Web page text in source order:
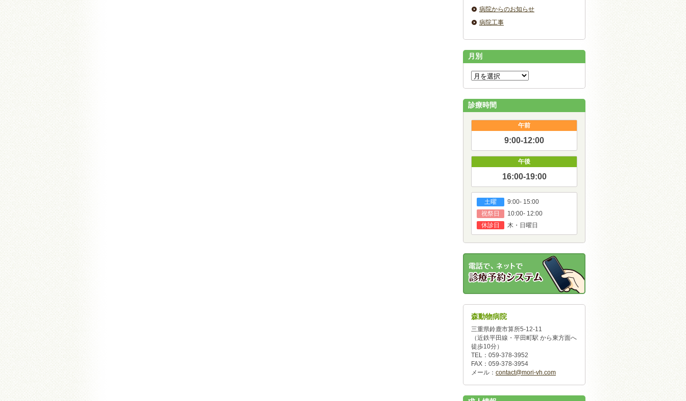
病院からのお知らせ
病院工事
月別
診療時間
午前
9:00-12:00
午後
16:00-19:00
土曜
9:00- 15:00
祝祭日
10:00- 12:00
休診日
木・日曜日
森動物病院
三重県鈴鹿市算所5-12-11
（近鉄平田線・平田町駅 から東方面へ
徒歩10分）
TEL：059-378-3952
FAX：059-378-3954
メール： contact@mori-vh.com